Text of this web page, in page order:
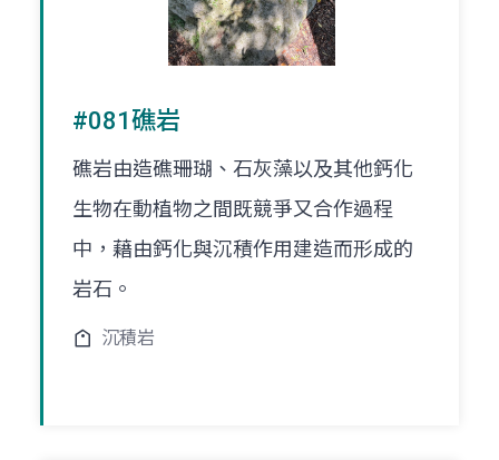
#081礁岩
礁岩由造礁珊瑚、石灰藻以及其他鈣化
生物在動植物之間既競爭又合作過程
中，藉由鈣化與沉積作用建造而形成的
岩石。
沉積岩